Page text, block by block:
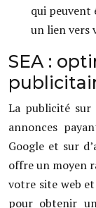
qui peuvent
un lien vers
SEA :
La publicité sur
annonces
Google et sur
offre un moyen
votre site web
pour obtenir